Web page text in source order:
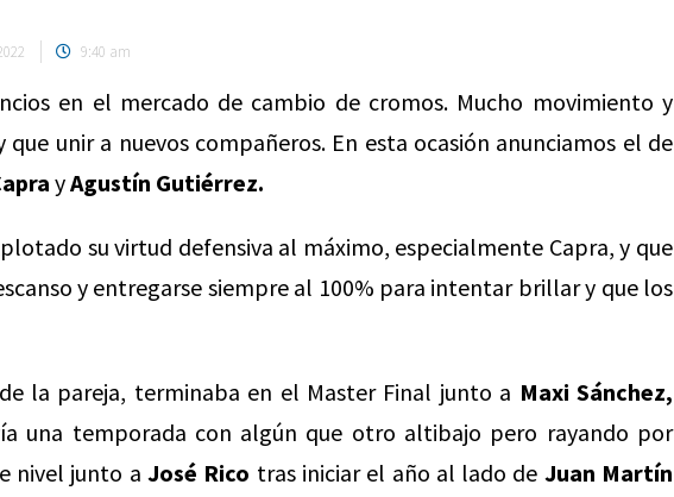
9:40 am
en el mercado de cambio de cromos. Mucho movimiento y
que unir a nuevos compañeros. En esta ocasión anunciamos el de
yAgustín Gutiérrez.
su virtud defensiva al máximo, especialmente Capra, y que
y entregarse siempre al 100% para intentar brillar y que los
la pareja, terminaba en el Master Final junto a Maxi Sánchez,
una temporada con algún que otro altibajo pero rayando por
nivel junto aJosé Rico tras iniciar el año al lado de Juan Martín